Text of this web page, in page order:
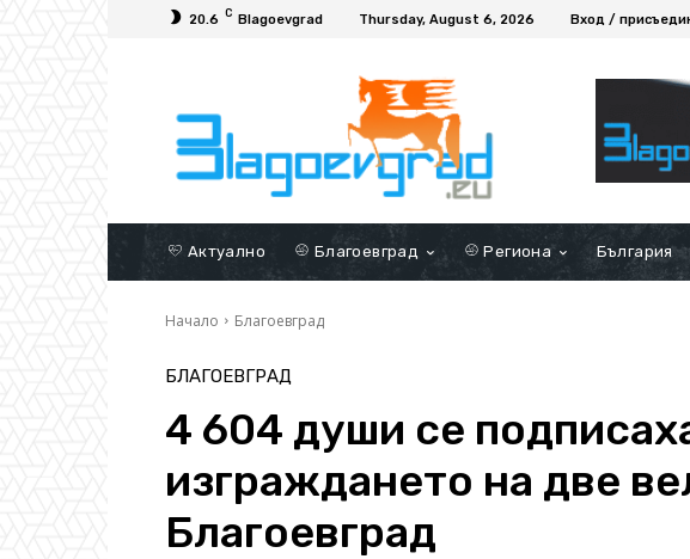
20.6 C Blagoevgrad Thursday, August 6, 2026 Вход /
Актуално Благоевград Региона България
Начало Благоевград
БЛАГОЕВГРАД
4 604 души се
изграждането на две
Благоевград